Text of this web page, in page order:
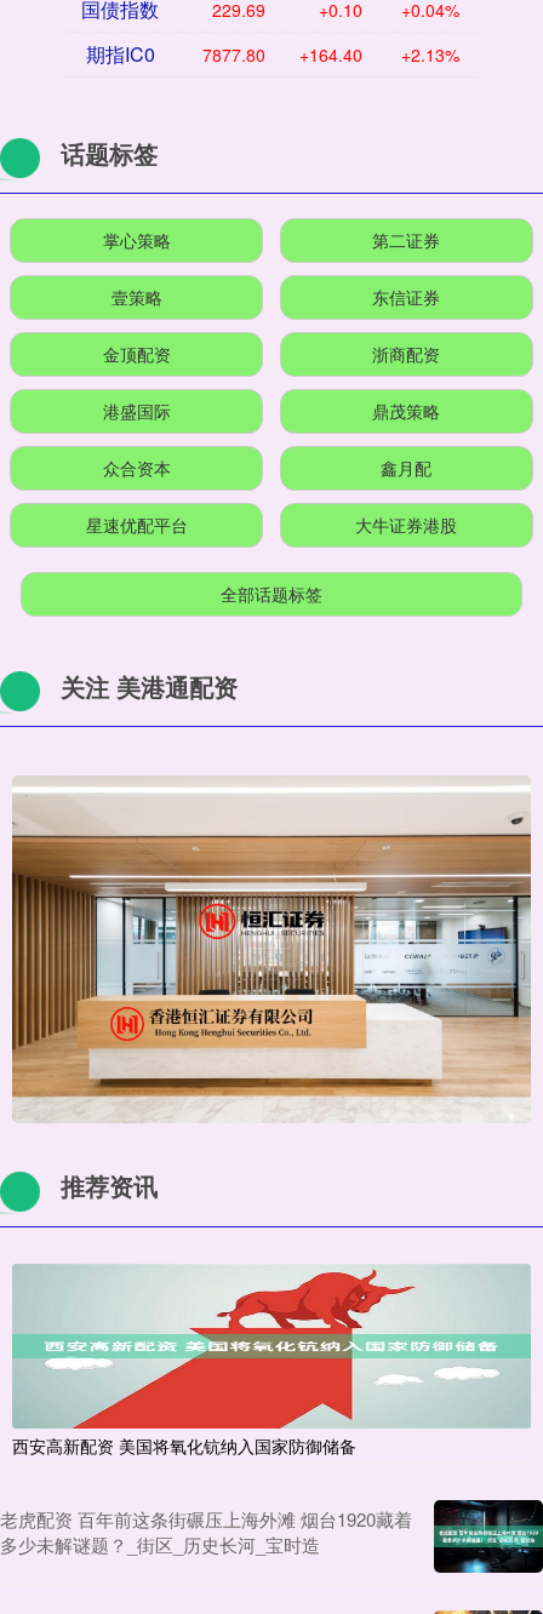
国债指数 229.69 +0.10 +0.04%
期指IC0 7877.80 +164.40 +2.13%
话题标签
掌心策略 第二证券
壹策略 东信证券
金顶配资 浙商配资
港盛国际 鼎茂策略
众合资本 鑫月配
星速优配平台 大牛证券港股
全部话题标签
关注 美港通配资
推荐资讯
西安高新配资 美国将氧化钪纳入国家防御储备
老虎配资 百年前这条街碾压上海外滩 烟台1920藏着
多少未解谜题？_街区_历史长河_宝时造